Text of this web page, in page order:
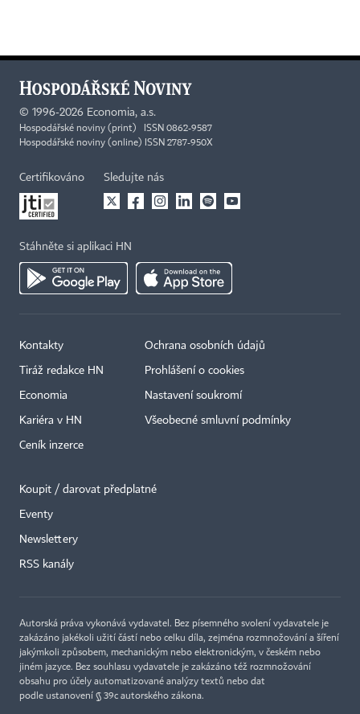
© 1996-2026 Economia, a.s.
Hospodářské noviny (print) ISSN 0862-9587
Hospodářské noviny (online) ISSN 2787-950X
Certifikováno Sledujte nás
Stáhněte si aplikaci HN
Kontakty
Tiráž redakce HN
Economia
Kariéra v HN
Ceník inzerce
Ochrana osobních údajů
Prohlášení o cookies
Nastavení soukromí
Všeobecné smluvní podmínky
Koupit / darovat předplatné
Eventy
Newslettery
RSS kanály
Autorská práva vykonává vydavatel. Bez písemného svolení vydavatele je
zakázáno jakékoli užití částí nebo celku díla, zejména rozmnožování a šíření
jakýmkoli způsobem, mechanickým nebo elektronickým, v českém nebo
jiném jazyce. Bez souhlasu vydavatele je zakázáno též rozmnožování
obsahu pro účely automatizované analýzy textů nebo dat
podle ustanovení § 39c autorského zákona.